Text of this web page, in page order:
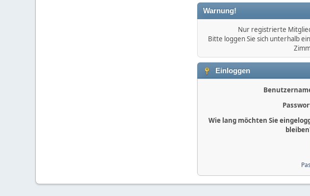
Warnung!
Nur registrierte
Bitte loggen Sie sich unterhalb
Einloggen
Wie lang möchten Sie